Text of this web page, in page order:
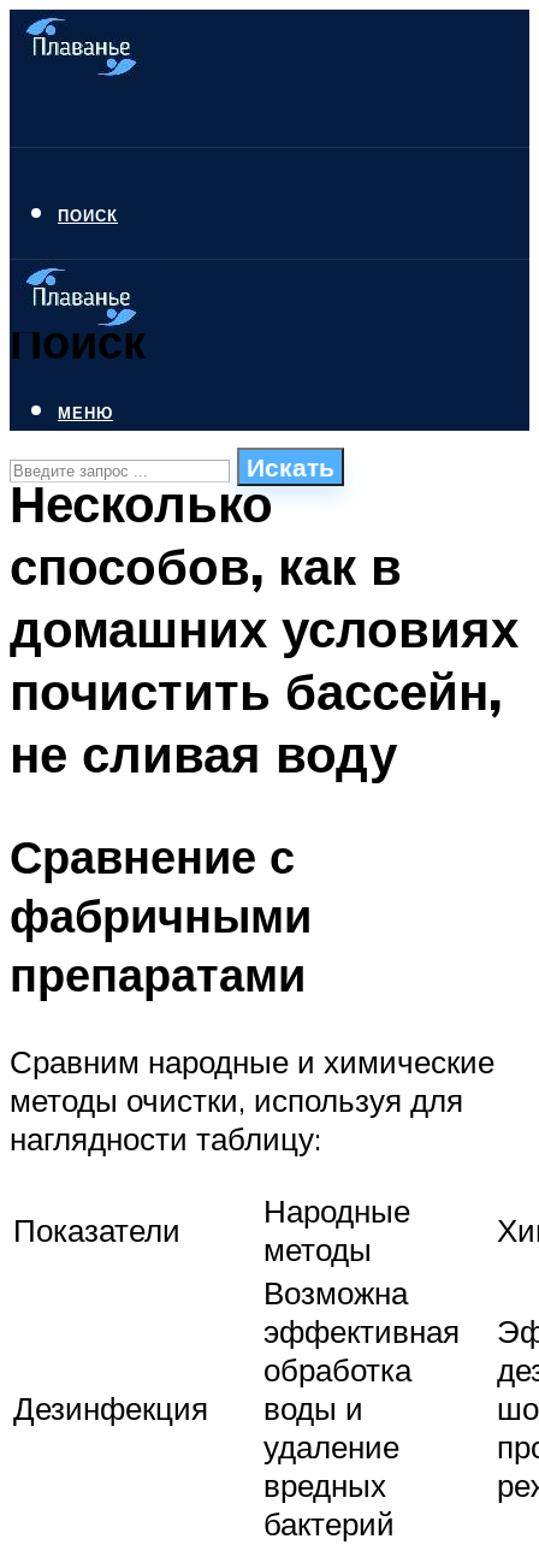
ПОИСК
Поиск
Искать
ПЛАВАНЬЕ ДЛЯ ДЕТЕЙ
БАССЕЙН ДЛЯ ДОМА
МЕНЮ
МЕНЮ
Несколько
способов, как в
домашних условиях
почистить бассейн,
не сливая воду
Сравнение с
фабричными
препаратами
Сравним народные и химические
методы очистки, используя для
наглядности таблицу:
Показатели
Народные
методы
Дезинфекция
Возможна
эффективная
обработка
воды и
удаление
вредных
бактерий